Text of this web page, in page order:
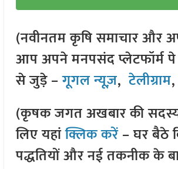
(नवीनतम कृषि समाचार और
आप अपने मनपसंद प्लेटफॉर्म
से जुड़े –गूगल न्यूज़,टेलीग्राम
(कृषक जगत अखबार की
लिए यहांक्लिक करें– घर बैठे
पद्धतियों और नई तकनीक के